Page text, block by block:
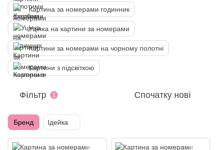
Картина за номерами годинник
Уцінка на картини за номерами
Картини за номерами на чорному полотні
Картини з підсвіткою
Фільтр 1 Спочатку нові
Бренд Ідейка